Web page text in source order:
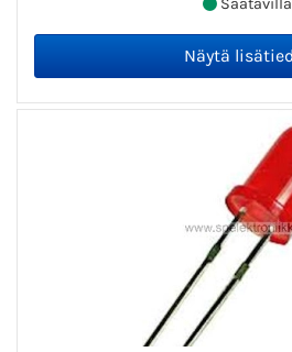
Saatavilla